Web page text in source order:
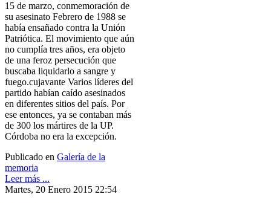
15 de marzo, conmemoración de
su asesinato Febrero de 1988 se
había ensañado contra la Unión
Patriótica. El movimiento que aún
no cumplía tres años, era objeto
de una feroz persecución que
buscaba liquidarlo a sangre y
fuego.cujavante Varios líderes del
partido habían caído asesinados
en diferentes sitios del país. Por
ese entonces, ya se contaban más
de 300 los mártires de la UP.
Córdoba no era la excepción.
Publicado en Galería de la
memoria
Leer más ...
Martes, 20 Enero 2015 22:54